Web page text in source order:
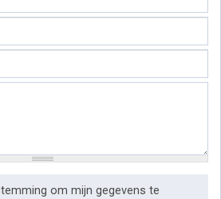
om mijn gegevens te